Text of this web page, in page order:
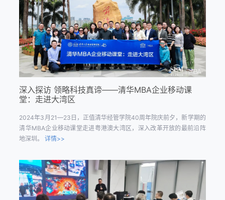
深入探访 领略科技真谛——清华MBA企业移动课
堂：走进大湾区
2024年3月21—23日，正值清华经管学院40周年院庆前夕，新学期的
清华MBA企业移动课堂走进粤港澳大湾区，深入改革开放的最前沿阵
地深圳。详情>>